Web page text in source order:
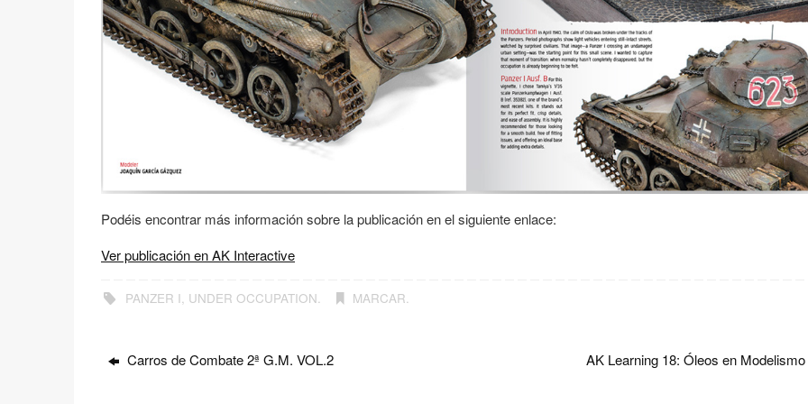
Podéis encontrar más información sobre la publicación en el siguiente enlace:
Ver publicación en AK Interactive
PANZER I UNDER OCCUPATION MARCAR
Carros de Combate 2ª G.M. VOL.2 AK Learning 18: Óleos en Modelismo